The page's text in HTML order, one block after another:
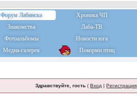
Форум Лабинска
Хроника ЧП
Знакомства
Лаба-ТВ
Фотоальбомы
Новости юга
Медиа-галерея Покорми птиц
Здравствуйте, гость (Вход |Регистрация